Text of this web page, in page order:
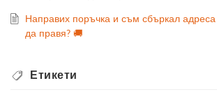
Направих поръчка и съм сбъркал адреса
да правя? 🚚
Етикети